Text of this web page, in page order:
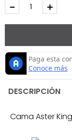
＋
－
DESCRIPCIÓN
Cama Aster